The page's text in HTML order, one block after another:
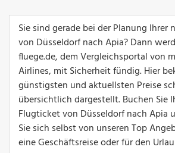
Sie sind gerade bei der Planung Ihrer
von Düsseldorf nach Apia? Dann
fluege.de, dem Vergleichsportal von
Airlines, mit Sicherheit fündig. Hier
günstigsten und aktuellsten Preise
übersichtlich dargestellt. Buchen Sie
Flugticket von Düsseldorf nach Apia
Sie sich selbst von unseren Top
eine Geschäftsreise oder für den